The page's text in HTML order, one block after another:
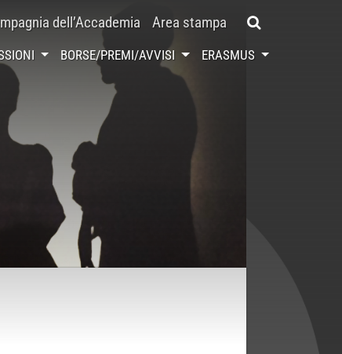
dell’Accademia Area stampa
BORSE/PREMI/AVVISI ERASMUS